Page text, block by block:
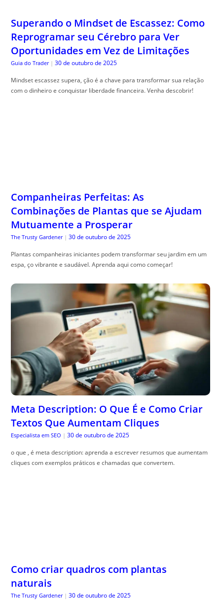
Superando o Mindset de Escassez: Como
Reprogramar seu Cérebro para Ver
Oportunidades em Vez de Limitações
Guia do Trader | 30 de outubro de 2025
Mindset escassez supera, ção é a chave para transformar sua relação
com o dinheiro e conquistar liberdade financeira. Venha descobrir!
Companheiras Perfeitas: As
Combinações de Plantas que se Ajudam
Mutuamente a Prosperar
The Trusty Gardener | 30 de outubro de 2025
Plantas companheiras iniciantes podem transformar seu jardim em um
espa, ço vibrante e saudável. Aprenda aqui como começar!
Meta Description: O Que É e Como Criar
Textos Que Aumentam Cliques
Especialista em SEO | 30 de outubro de 2025
o que , é meta description: aprenda a escrever resumos que aumentam
cliques com exemplos práticos e chamadas que convertem.
Como criar quadros com plantas
naturais
The Trusty Gardener | 30 de outubro de 2025